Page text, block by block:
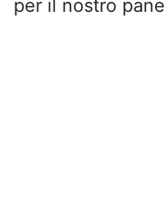
per il nostro